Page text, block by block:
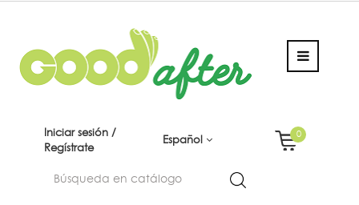
Iniciar sesión /
Regístrate
Español
0